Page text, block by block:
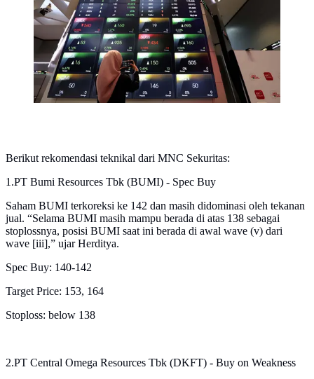
Berikut rekomendasi teknikal dari MNC Sekuritas:
1.PT Bumi Resources Tbk (BUMI) - Spec Buy
Saham BUMI terkoreksi ke 142 dan masih didominasi oleh tekanan
jual. “Selama BUMI masih mampu berada di atas 138 sebagai
stoplossnya, posisi BUMI saat ini berada di awal wave (v) dari
wave [iii],” ujar Herditya.
Spec Buy: 140-142
Target Price: 153, 164
Stoploss: below 138
2.PT Central Omega Resources Tbk (DKFT) - Buy on Weakness